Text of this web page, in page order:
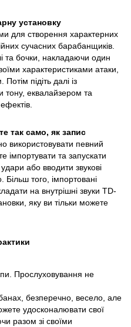
установку
для створення характерних
сучасних барабанщиків.
та бочки, накладаючи один
характеристиками атаки,
підіть далі із
тону, еквалайзером та
так само, як запис
використовувати певний
та запускати
або вводити звукові
Більш того, імпортовані
на внутрішні звуки TD-
яку ви тільки можете
Прослуховування не
безперечно, весело, але
удосконалювати свої
разом зі своїми